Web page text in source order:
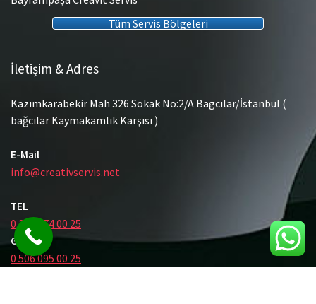
Tüm Servis Bölgeleri
İletişim & Adres
Kazımkarabekir Mah 326 Sokak No:2/A Bagcılar/İstanbul (
bağcılar Kaymakamlık Karşısı )
E-Mail
info@creativservis.net
TEL
0 212 474 00 25
GSM
0 506 095 00 25